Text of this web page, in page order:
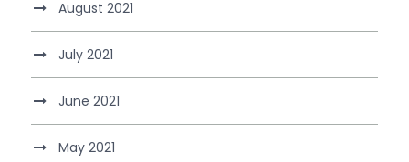
August 2021
July 2021
June 2021
May 2021